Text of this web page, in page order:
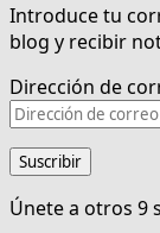
Introduce tu
blog y recibir
Dirección de
Suscribir
Únete a otros 9